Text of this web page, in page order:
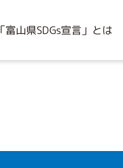
「富山県SDGs宣言」とは